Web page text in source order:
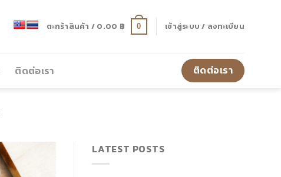
ตะกร้าสินค้า / 0.00 ฿ 0 เข้าสู่ระบบ / ลงทะเบียน
ติดต่อเรา ติดต่อเรา
LATEST POSTS